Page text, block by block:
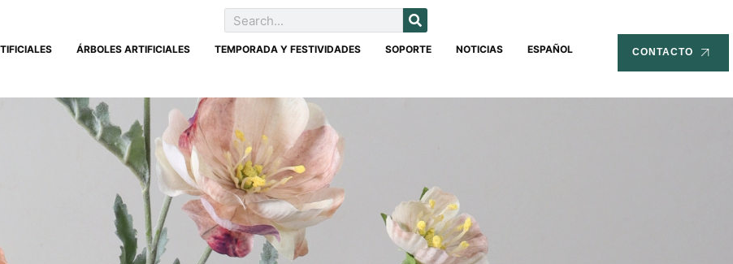
ÁRBOLES ARTIFICIALES TEMPORADA Y FESTIVIDADES SOPORTE NOTICIAS ESPAÑOL CONTACTO